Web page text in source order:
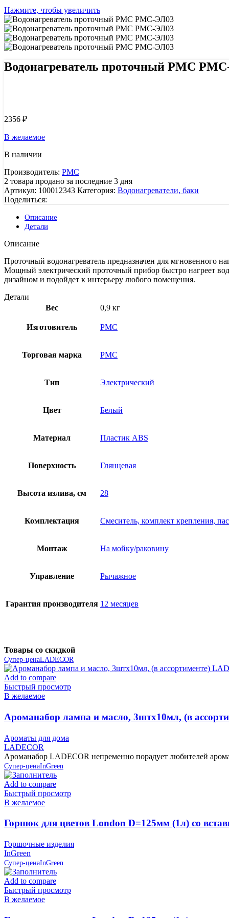
Нажмите, чтобы увеличить
Водонагреватель проточный РМС
2356 ₽
В желаемое
В наличии
Производитель: РМС
2 товара продано за последние 3 дня
Артикул: 100012343 Категория: Водонагреватели, баки
Поделиться:
Описание
Детали
Описание
Проточный водонагреватель предназначен для мгновенного
Мощный электрический проточный прибор быстро нагреет
дизайном и подойдет к интерьеру любого помещения.
Детали
Вес
0,9 кг
Изготовитель РМС
Торговая марка РМС
Тип Электрический
Цвет Белый
Материал Пластик ABS
Поверхность Глянцевая
Высота излива, см 28
Комплектация Смеситель, комплект крепления,
Монтаж На мойку/раковину
Управление Рычажное
Гарантия производителя 12 месяцев
Товары со скидкой
Супер-ценаLADECOR
Add to compare
Быстрый просмотр
В желаемое
Ароманабор лампа и масло, 3штx10мл, (в
Ароматы для дома
LADECOR
Ароманабор LADECOR непременно порадует любителей
Супер-ценаInGreen
Add to compare
Быстрый просмотр
В желаемое
Горшок для цветов London D=125мм (1л) со
Горшочные изделия
InGreen
Супер-ценаInGreen
Add to compare
Быстрый просмотр
В желаемое